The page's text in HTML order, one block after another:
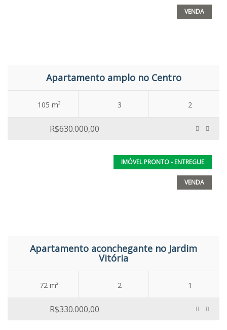
VENDA
Apartamento amplo no Centro
105 m² 3 2
R$630.000,00
IMÓVEL PRONTO - ENTREGUE
VENDA
Apartamento aconchegante no Jardim
Vitória
72 m² 2 1
R$330.000,00